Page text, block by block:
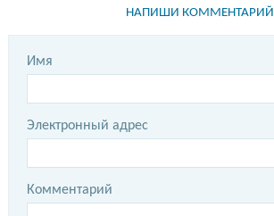
НАПИШИ КОММЕНТАРИЙ
Имя
Электронный адрес
Комментарий